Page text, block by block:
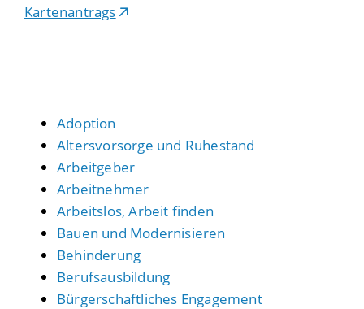
Kartenantrags
Adoption
Altersvorsorge und Ruhestand
Arbeitgeber
Arbeitnehmer
Arbeitslos, Arbeit finden
Bauen und Modernisieren
Behinderung
Berufsausbildung
Bürgerschaftliches Engagement